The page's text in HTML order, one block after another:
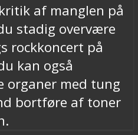
af manglen på
stadig overvære
rockkoncert på
kan også
organer med tung
bortføre af toner